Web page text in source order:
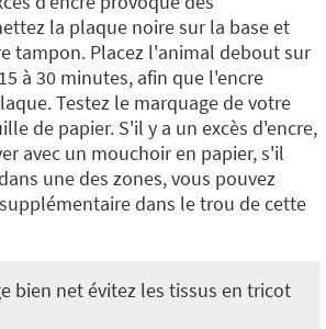
la plaque noire sur la base et
tampon. Placez l'animal debout sur
à 30 minutes, afin que l'encre
Testez le marquage de votre
de papier. S'il y a un excès d'encre,
avec un mouchoir en papier, s'il
une des zones, vous pouvez
dans le trou de cette
bien net évitez les tissus en tricot